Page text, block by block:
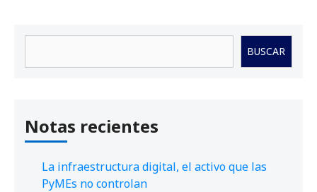
BUSCAR
Notas recientes
La infraestructura digital, el activo que las
PyMEs no controlan